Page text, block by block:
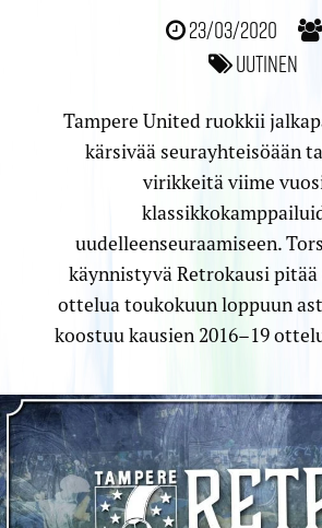
23/03/2020
Uutinen
Tampere United ruokkii
kärsivää seurayhteisöään
virikkeitä viime
uudelleenseuraamiseen.
käynnistyvä Retrokausi pitää
ottelua toukokuun loppuun
koostuu kausien 2016–19